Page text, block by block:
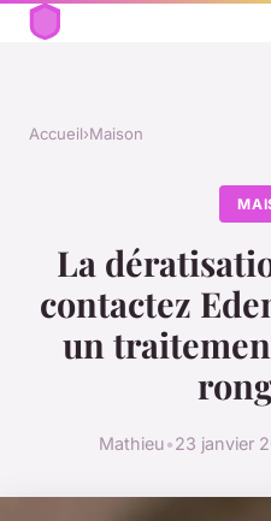
Accueil›Maison
La
contactez
un
Mathieu•23 janvier